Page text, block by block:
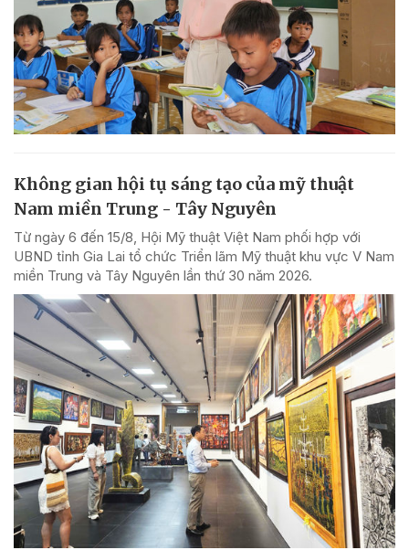
Không gian hội tụ sáng tạo của mỹ thuật
Nam miền Trung - Tây Nguyên
Từ ngày 6 đến 15/8, Hội Mỹ thuật Việt Nam phối hợp với
UBND tỉnh Gia Lai tổ chức Triển lãm Mỹ thuật khu vực V Nam
miền Trung và Tây Nguyên lần thứ 30 năm 2026.